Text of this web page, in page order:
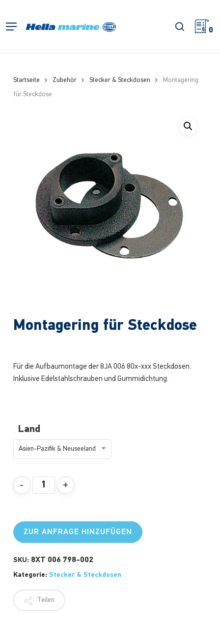
springen
Menü Suche
0
Startseite Zubehör Stecker & Steckdosen
Montagering
für Steckdose
Montagering für Steckdose
Für die Aufbaumontage der 8JA 006 80x-xxx Steckdosen.
Inklusive Edelstahlschrauben und Gummidichtung.
Land
Asien-Pazifik & Neuseeland
ZUR ANFRAGE HINZUFÜGEN
SKU: 8XT 006 798-002
Kategorie: Stecker & Steckdosen
Teilen